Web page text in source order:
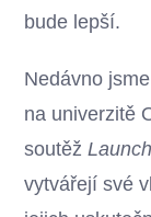
bude lepší.
Nedávno
na univerzitě
soutěž
vytvářejí své